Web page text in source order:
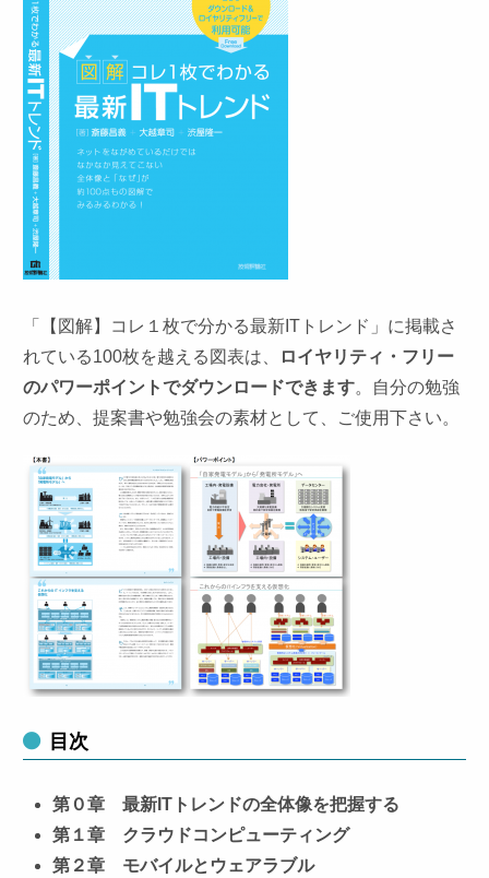
「【図解】コレ１枚で分かる最新ITトレンド」に掲載さ
れている100枚を越える図表は、
ロイヤリティ・フリー
のパワーポイントでダウンロードできます。自分の勉強
のため、提案書や勉強会の素材として、ご使用下さい。
目次
第０章 最新ITトレンドの全体像を把握する
第１章 クラウドコンピューティング
第２章 モバイルとウェアラブル